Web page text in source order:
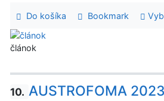
Do košíka Bookmark
článok
10. AUSTROFOMA 2023